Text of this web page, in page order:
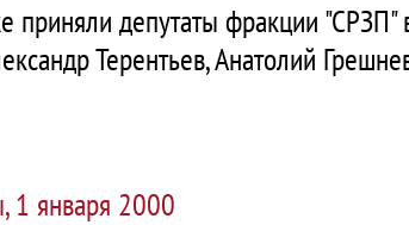
приняли депутаты фракции "СРЗП"
Терентьев, Анатолий
1 января 2000